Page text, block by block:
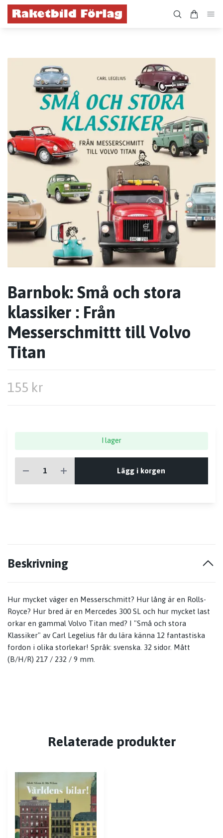
Barnbok: Små och stora
klassiker : Från
Messerschmittt till Volvo
Titan
155 kr
I lager
Lägg i korgen
Beskrivning
Hur mycket väger en Messerschmitt? Hur lång är en Rolls-
Royce? Hur bred är en Mercedes 300 SL och hur mycket last
orkar en gammal Volvo Titan med? I "Små och stora
Klassiker" av Carl Legelius får du lära känna 12 fantastiska
fordon i olika storlekar! Språk: svenska. 32 sidor. Mått
(B/H/R) 217 / 232 / 9 mm.
Relaterade produkter